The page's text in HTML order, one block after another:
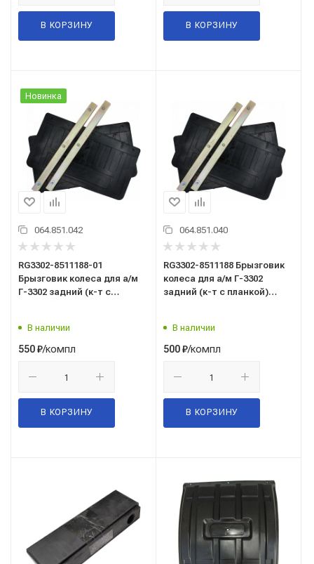
В КОРЗИНУ В КОРЗИНУ
Новинка
064.851.042
RG3302-8511188-01
Брызговик колеса для а/м
Г-3302 задний (к-т с
В наличии
550₽/компл
В КОРЗИНУ
064.851.040
RG3302-8511188 Брызговик
колеса для а/м Г-3302
задний (к-т с планкой)
В наличии
500₽/компл
В КОРЗИНУ